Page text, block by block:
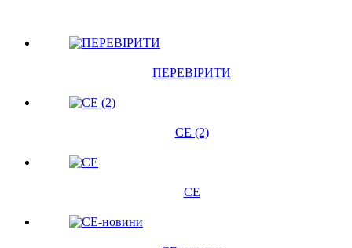
ПЕРЕВІРИТИ
CE (2)
CE